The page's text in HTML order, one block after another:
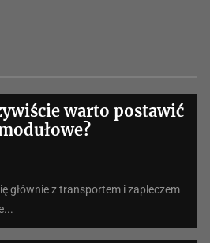
warto postawić
głównie z transportem i zapleczem